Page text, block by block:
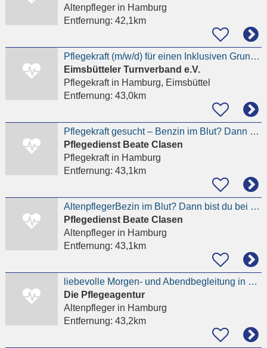
Altenpflegerin Hamburg
Entfernung: 42,1km
Pflegekraft (m/w/d) für einen Inklusiven Grundschulstandort
Eimsbütteler Turnverband e.V.
Pflegekraftin Hamburg, Eimsbüttel
Entfernung: 43,0km
Pflegekraft gesucht – Benzin im Blut? Dann bist du bei uns falsch
Pflegedienst Beate Clasen
Pflegekraftin Hamburg
Entfernung: 43,1km
AltenpflegerBezin im Blut? Dann bist du bei uns falsch
Pflegedienst Beate Clasen
Altenpflegerin Hamburg
Entfernung: 43,1km
liebevolle Morgen- und Abendbegleitung in Othmarschen für Senior privat gesucht
Die Pflegeagentur
Altenpflegerin Hamburg
Entfernung: 43,2km